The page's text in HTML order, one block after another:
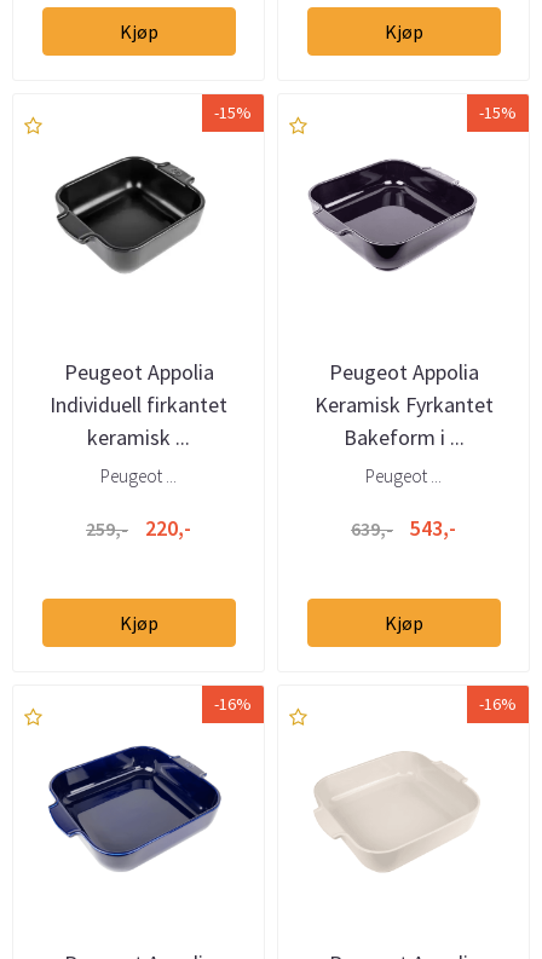
Kjøp Kjøp
-15%
Peugeot Appolia
Individuell firkantet
keramisk ...
Peugeot ...
259,- 220,-
Kjøp
-15%
Peugeot Appolia
Keramisk Fyrkantet
Bakeform i ...
Peugeot ...
639,- 543,-
Kjøp
-16% -16%